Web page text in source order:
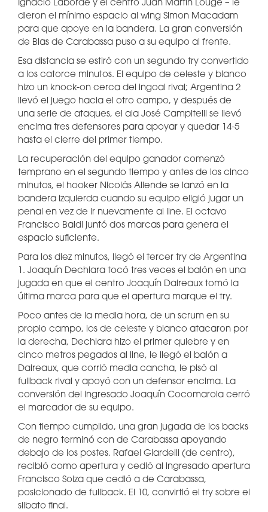
Ignacio Laborde y el centro Juan Martín Louge – le
dieron el mínimo espacio al wing Simon Macadam
para que apoye en la bandera. La gran conversión
de Blas de Carabassa puso a su equipo al frente.
Esa distancia se estiró con un segundo try convertido
a los catorce minutos. El equipo de celeste y blanco
hizo un knock-on cerca del ingoal rival; Argentina 2
llevó el juego hacia el otro campo, y después de
una serie de ataques, el ala José Campitelli se llevó
encima tres defensores para apoyar y quedar 14-5
hasta el cierre del primer tiempo.
La recuperación del equipo ganador comenzó
temprano en el segundo tiempo y antes de los cinco
minutos, el hooker Nicolás Allende se lanzó en la
bandera izquierda cuando su equipo eligió jugar un
penal en vez de ir nuevamente al line. El octavo
Francisco Baldi juntó dos marcas para genera el
espacio suficiente.
Para los diez minutos, llegó el tercer try de Argentina
1. Joaquín Dechiara tocó tres veces el balón en una
jugada en que el centro Joaquín Daireaux tomó la
última marca para que el apertura marque el try.
Poco antes de la media hora, de un scrum en su
propio campo, los de celeste y blanco atacaron por
la derecha, Dechiara hizo el primer quiebre y en
cinco metros pegados al line, le llegó el balón a
Daireaux, que corrió media cancha, le pisó al
fullback rival y apoyó con un defensor encima. La
conversión del ingresado Joaquín Cocomarola cerró
el marcador de su equipo.
Con tiempo cumplido, una gran jugada de los backs
de negro terminó con de Carabassa apoyando
debajo de los postes. Rafael Giardelli (de centro),
recibió como apertura y cedió al ingresado apertura
Francisco Soiza que cedió a de Carabassa,
posicionado de fullback. El 10, convirtió el try sobre el
silbato final.